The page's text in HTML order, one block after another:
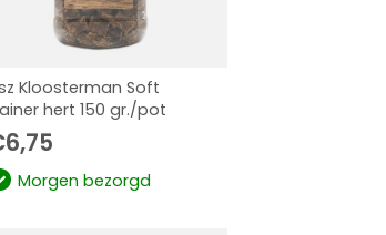
Kloosterman Soft
hert 150 gr./pot
6,75
Morgen bezorgd